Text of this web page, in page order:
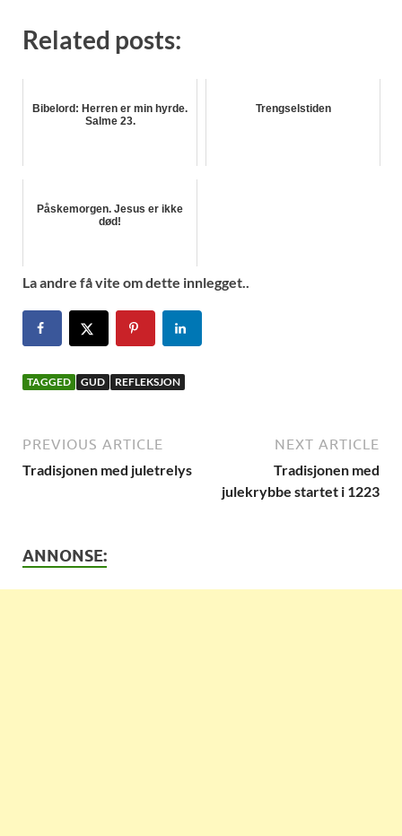
Related posts:
Bibelord: Herren er min hyrde.
Salme 23.
Trengselstiden
Påskemorgen. Jesus er ikke
død!
La andre få vite om dette innlegget..
TAGGED GUD REFLEKSJON
PREVIOUS ARTICLE
Tradisjonen med juletrelys
NEXT ARTICLE
Tradisjonen med
julekrybbe startet i 1223
ANNONSE: